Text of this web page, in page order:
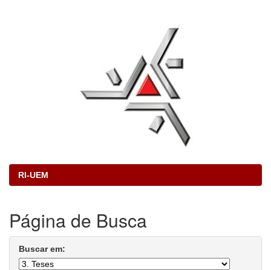
RI-UEM
Página de Busca
Buscar em: